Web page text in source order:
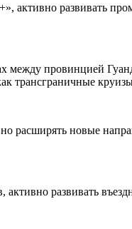
активно развивать
между провинцией
трансграничные
новые
развивать